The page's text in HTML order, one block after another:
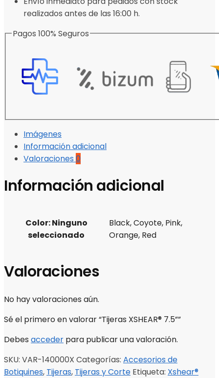
realizados antes de las 16:00 h.
Pagos 100% Seguros
Imágenes
Información adicional
Valoraciones 0
Información adicional
Color:Ninguno
seleccionado
Black, Coyote, Pink,
Orange, Red
Valoraciones
No hay valoraciones aún.
Sé el primero en valorar “Tijeras XSHEAR® 7.5””
Debes acceder para publicar una valoración.
SKU: VAR-140000X Categorías: Accesorios de
Botiquines, Tijeras, Tijeras y Corte Etiqueta: Xshear®